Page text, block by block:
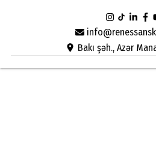
Bakı şəh., Azər